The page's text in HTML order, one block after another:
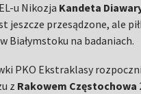
u Nikozja Kandeta
jeszcze przesądzone, ale
Białymstoku na badaniach.
PKO Ekstraklasy
z Rakowem Częstochowa